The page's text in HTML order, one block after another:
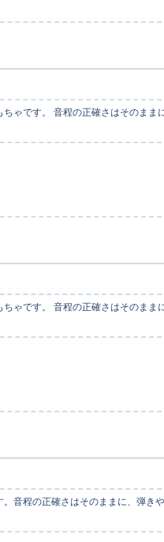
ゃです。 音程の正確さはそのままに
ゃです。 音程の正確さはそのままに
音程の正確さはそのままに、弾き